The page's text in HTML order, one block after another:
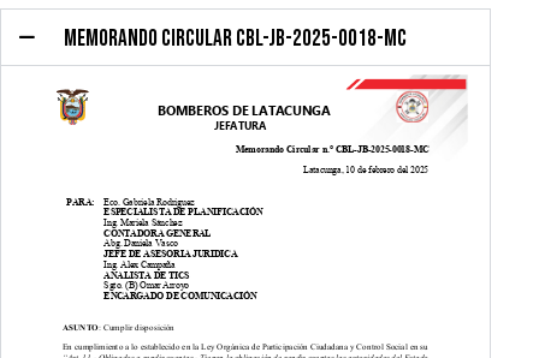
MEMORANDO CIRCULAR CBL-JB-2025-0018-MC